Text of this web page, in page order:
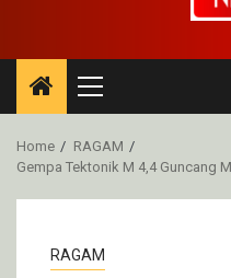
Primary
Menu
Home
RAGAM
Gempa Tektonik M 4,4 Guncang
RAGAM